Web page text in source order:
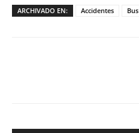
ARCHIVADO EN: Accidentes Bus